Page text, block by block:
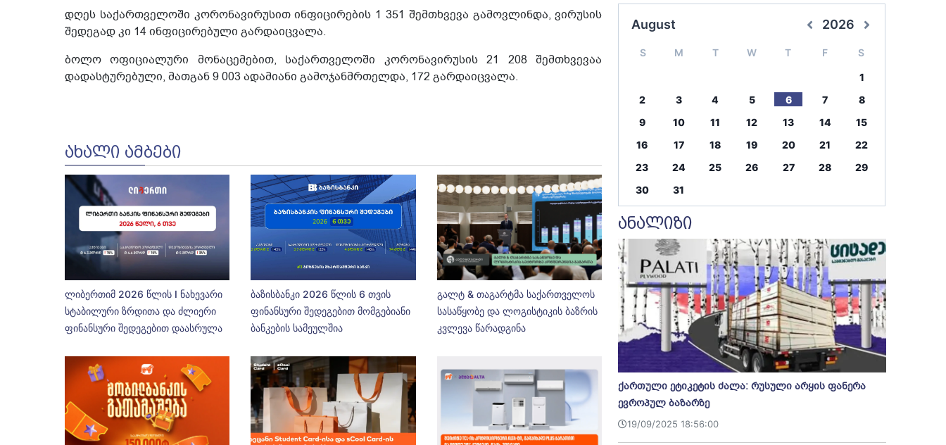
დღეს საქართველოში კორონავირუსით ინფიცირების 1 351 შემთხვევა გამოვლინდა, ვირუსის
შედეგად კი 14 ინფიცირებული გარდაიცვალა.
ბოლო ოფიციალური მონაცემებით, საქართველოში კორონავირუსის 21 208 შემთხვევაა
დადასტურებული, მათგან 9 003 ადამიანი გამოჯანმრთელდა, 172 გარდაიცვალა.
ᲐᲮᲐᲚᲘ ᲐᲛᲑᲔᲑᲘ
ლიბერთიმ 2026 წლის I ნახევარი
სტაბილური ზრდითა და ძლიერი
ფინანსური შედეგებით დაასრულა
ბაზისბანკი 2026 წლის 6 თვის
ფინანსური შედეგებით მომგებიანი
ბანკების სამეულშია
გალტ & თაგარტმა საქართველოს
სასაწყობე და ლოგისტიკის ბაზრის
კვლევა წარადგინა
August 2026
S M T W T F S
1
2
3 4 5 6 7
8
9
10 11 12 13 14
15
16
17 18 19 20 21
22
23
24 25 26 27 28
29
30
31
ანალიზი
ქართული ეტიკეტის ძალა: რუსული არყის ფანერა
ევროპულ ბაზარზე
19/09/2025 18:56:00